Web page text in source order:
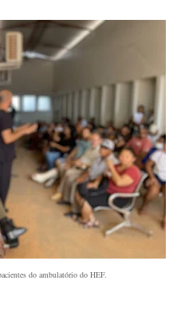
do ambulatório do HEF.